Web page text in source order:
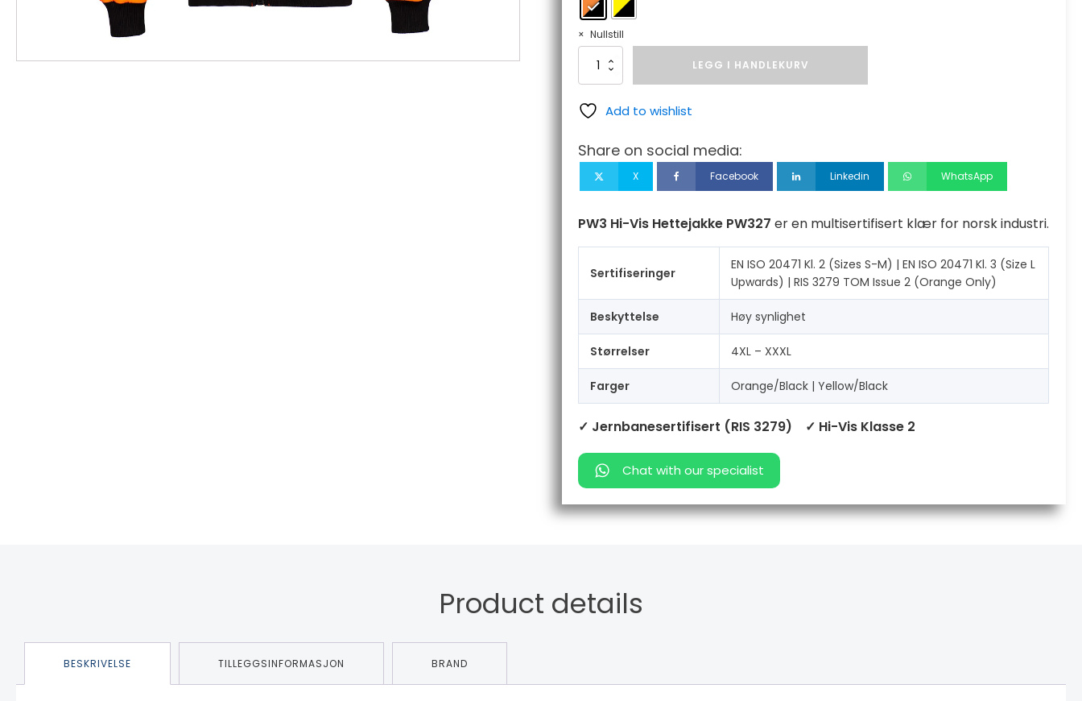
Nullstill
PW3
Hettejakke
antall
LEGG I HANDLEKURV
Add to wishlist
Share on social media:
X Facebook Linkedin WhatsApp
PW3 Hi-Vis Hettejakke PW327 er en multisertifisert klær for norsk industri.
Sertifiseringer
EN ISO 20471 Kl. 2 (Sizes S-M) | EN ISO 20471 Kl. 3 (Size L
Upwards) | RIS 3279 TOM Issue 2 (Orange Only)
Beskyttelse Høy synlighet
Størrelser 4XL – XXXL
Farger Orange/Black | Yellow/Black
✓ Jernbanesertifisert (RIS 3279) ✓ Hi-Vis Klasse 2
Chat with our specialist
Product details
BESKRIVELSE TILLEGGSINFORMASJON BRAND